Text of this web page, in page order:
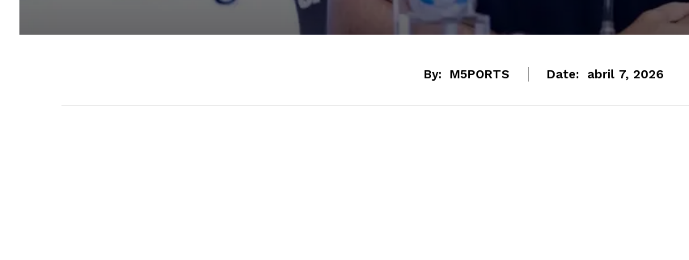
By: M5PORTS Date: abril 7, 2026